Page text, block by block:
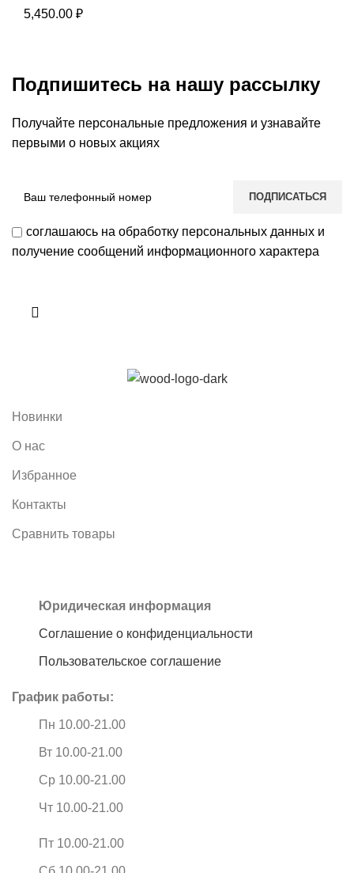
5,450.00 ₽
Подпишитесь на нашу рассылку
Получайте персональные предложения и узнавайте
первыми о новых акциях
соглашаюсь на обработку персональных данных и
получение сообщений информационного характера
Новинки
О нас
Избранное
Контакты
Сравнить товары
Юридическая информация
Соглашение о конфиденциальности
Пользовательское соглашение
График работы:
Пн 10.00-21.00
Вт 10.00-21.00
Ср 10.00-21.00
Чт 10.00-21.00
Пт 10.00-21.00